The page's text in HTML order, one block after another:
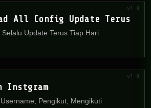
All Config Update Terus
Update Terus Tiap Hari
v1.0
Instgram
Pengikut, Mengikuti
v1.0